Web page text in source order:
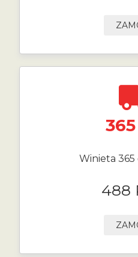
365
Winieta 365
488